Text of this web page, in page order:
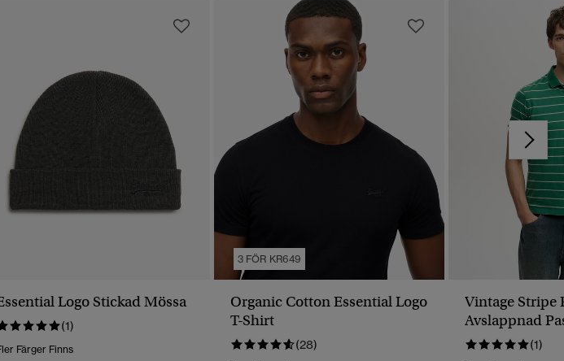
Logo Stickad Mössa
(1)
Färger Finns
3 FÖR KR649
Organic Cotton Essential Logo
T-Shirt
(28)
Vintage Stripe
Avslappnad
(1)